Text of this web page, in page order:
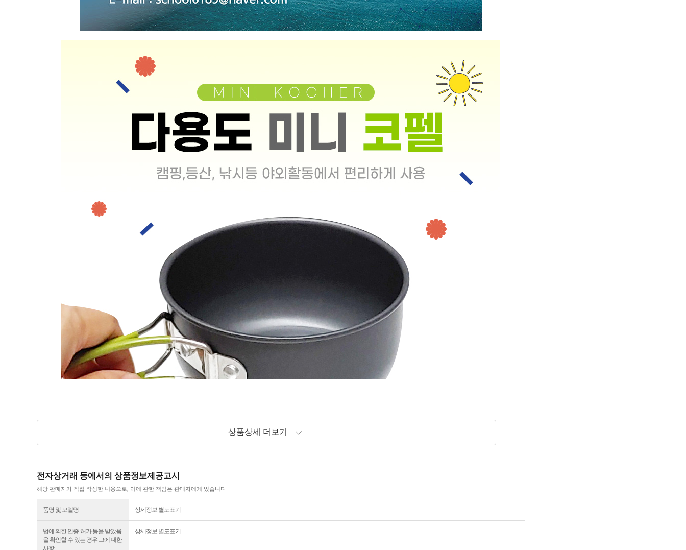
상품상세 더보기
전자상거래 등에서의 상품정보제공고시
해당 판매자가 직접 작성한 내용으로, 이에 관한 책임은 판매자에게 있습니다
품명 및 모델명 상세정보 별도표기
법에 의한 인증·허가 등을 받았음
을 확인할 수 있는 경우 그에 대한
사항
상세정보 별도표기